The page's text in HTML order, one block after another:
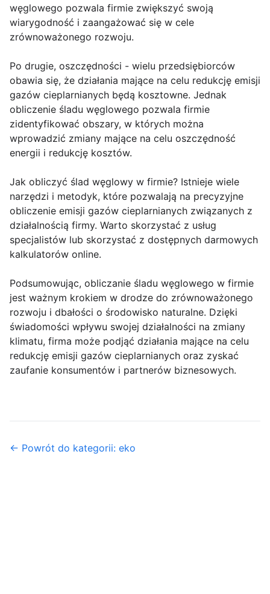
węglowego pozwala firmie zwiększyć swoją
wiarygodność i zaangażować się w cele
zrównoważonego rozwoju.
Po drugie, oszczędności - wielu przedsiębiorców
obawia się, że działania mające na celu redukcję emisji
gazów cieplarnianych będą kosztowne. Jednak
obliczenie śladu węglowego pozwala firmie
zidentyfikować obszary, w których można
wprowadzić zmiany mające na celu oszczędność
energii i redukcję kosztów.
Jak obliczyć ślad węglowy w firmie? Istnieje wiele
narzędzi i metodyk, które pozwalają na precyzyjne
obliczenie emisji gazów cieplarnianych związanych z
działalnością firmy. Warto skorzystać z usług
specjalistów lub skorzystać z dostępnych darmowych
kalkulatorów online.
Podsumowując, obliczanie śladu węglowego w firmie
jest ważnym krokiem w drodze do zrównoważonego
rozwoju i dbałości o środowisko naturalne. Dzięki
świadomości wpływu swojej działalności na zmiany
klimatu, firma może podjąć działania mające na celu
redukcję emisji gazów cieplarnianych oraz zyskać
zaufanie konsumentów i partnerów biznesowych.
← Powrót do kategorii: eko